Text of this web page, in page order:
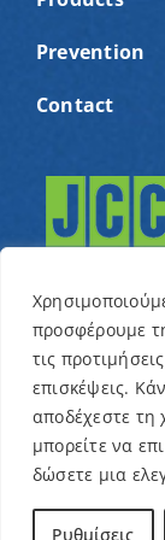
προσφέρουμε
τις
επισκέψεις.
αποδέχεστε
μπορείτε να
δώσετε μια
Ρυθμίσεις
Prevention
Contact
© Copyright
with cancer
Wish” /